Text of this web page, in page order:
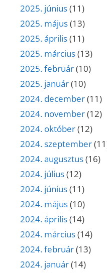
2025. június(11)
2025. május(13)
2025. április(11)
2025. március(13)
2025. február(10)
2025. január(10)
2024. december(11)
2024. november(12)
2024. október(12)
2024. szeptember
2024. augusztus(16)
2024. július(12)
2024. június(11)
2024. május(10)
2024. április(14)
2024. március(14)
2024. február(13)
2024. január(14)